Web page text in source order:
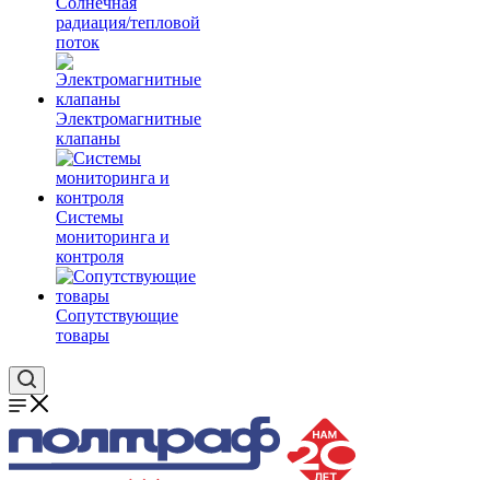
радиация/тепловой
поток
Электромагнитные
клапаны
Системы
мониторинга и
контроля
Сопутствующие
товары